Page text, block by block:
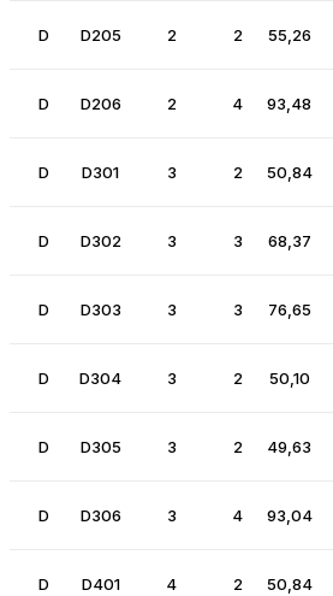
D D205 2 2 55,26
D D206 2 4 93,48
D D301 3 2 50,84
D D302 3 3 68,37
D D303 3 3 76,65
D D304 3 2 50,10
D D305 3 2 49,63
D D306 3 4 93,04
D D401 4 2 50,84